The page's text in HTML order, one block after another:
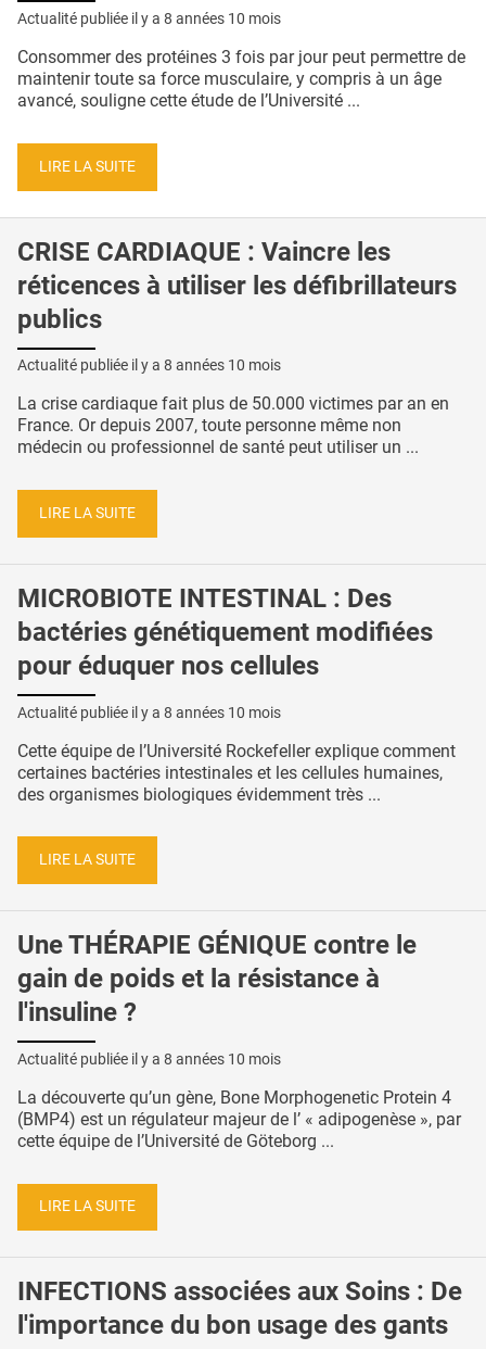
Actualité publiée il y a 8 années 10 mois
Consommer des protéines 3 fois par jour peut permettre de
maintenir toute sa force musculaire, y compris à un âge
avancé, souligne cette étude de l’Université ...
LIRE LA SUITE
CRISE CARDIAQUE : Vaincre les
réticences à utiliser les défibrillateurs
publics
Actualité publiée il y a 8 années 10 mois
La crise cardiaque fait plus de 50.000 victimes par an en
France. Or depuis 2007, toute personne même non
médecin ou professionnel de santé peut utiliser un ...
LIRE LA SUITE
MICROBIOTE INTESTINAL : Des
bactéries génétiquement modifiées
pour éduquer nos cellules
Actualité publiée il y a 8 années 10 mois
Cette équipe de l’Université Rockefeller explique comment
certaines bactéries intestinales et les cellules humaines,
des organismes biologiques évidemment très ...
LIRE LA SUITE
Une THÉRAPIE GÉNIQUE contre le
gain de poids et la résistance à
l'insuline ?
Actualité publiée il y a 8 années 10 mois
La découverte qu’un gène, Bone Morphogenetic Protein 4
(BMP4) est un régulateur majeur de l’ « adipogenèse », par
cette équipe de l’Université de Göteborg ...
LIRE LA SUITE
INFECTIONS associées aux Soins : De
l'importance du bon usage des gants